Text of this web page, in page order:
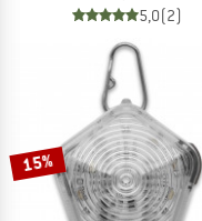
5,0(2)
15%